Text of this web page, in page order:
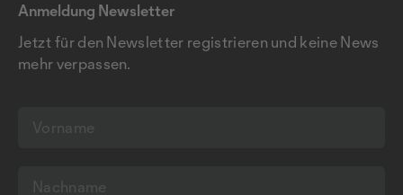
Anmeldung Newsletter
Jetzt für den Newsletter registrieren und keine News
mehr verpassen.